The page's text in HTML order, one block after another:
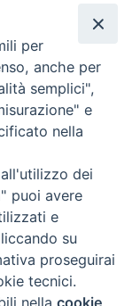
- Tutti i
per
anche per
semplici",
e
nella
dei
puoi avere
e
su
proseguirai
tecnici.